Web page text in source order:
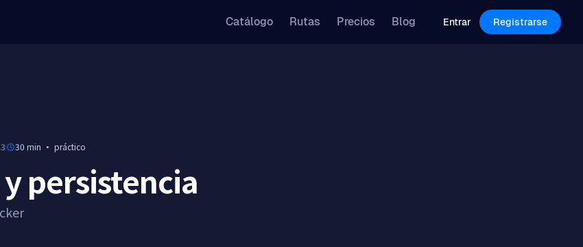
Features Pricing Blog Log in Sign Up
Catálogo Rutas Precios Blog Entrar Registrarse
30 min · práctico
persistencia